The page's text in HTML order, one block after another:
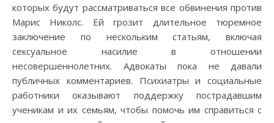
которых будут рассматриваться все обвинения против
Марис Николс. Ей грозит длительное тюремное
заключение по нескольким статьям, включая
сексуальное насилие в отношении
несовершеннолетних. Адвокаты пока не давали
публичных комментариев. Психиатры и социальные
работники оказывают поддержку пострадавшим
ученикам и их семьям, чтобы помочь им справиться с